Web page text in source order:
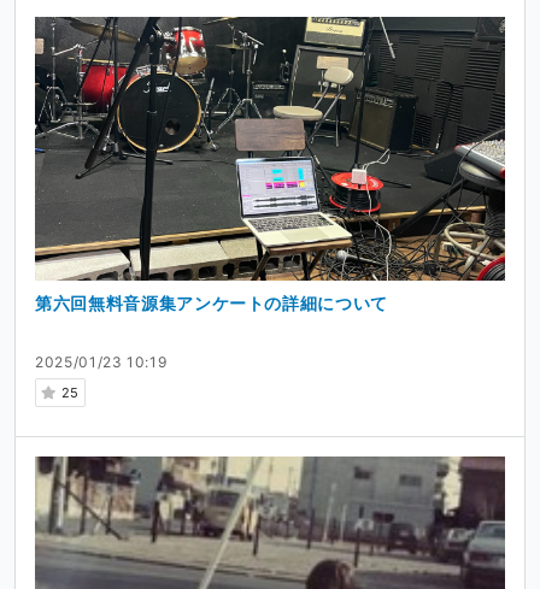
2025/01/23 10:19
25
第六回無料音源集アンケートの詳細について